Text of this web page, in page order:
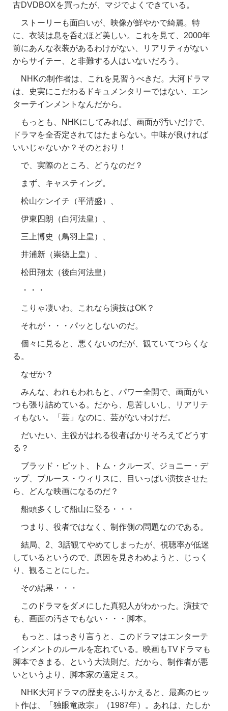
古DVDBOXを買ったが、マジでよくできている。
ストーリーも面白いが、映像が鮮やかで綺麗。特
に、衣装は息を呑むほど美しい。これを見て、2000年
前にあんな衣装があるわけがない、リアリティがない
からサイテー、と非難する人はいないだろう。
NHKの制作者は、これを見習うべきだ。大河ドラマ
は、史実にこだわるドキュメンタリーではない、エン
ターテインメントなんだから。
もっとも、NHKにしてみれば、画面が汚いだけで、
ドラマを全否定されてはたまらない。中味が良ければ
いいじゃないか？そのとおり！
で、実際のところ、どうなのだ？
まず、キャスティング。
松山ケンイチ（平清盛）、
伊東四朗（白河法皇）、
三上博史（鳥羽上皇）、
井浦新（崇徳上皇）、
松田翔太（後白河法皇）
・・・
こりゃ凄いわ。これなら演技はOK？
それが・・・パッとしないのだ。
個々に見ると、悪くないのだが、観ていてつらくな
る。
なぜか？
みんな、われもわれもと、パワー全開で、画面がい
つも張り詰めている。だから、息苦しいし、リアリテ
ィもない。「芸」なのに、芸がないわけだ。
だいたい、主役がはれる役者ばかりそろえてどうす
る？
ブラッド・ピット、トム・クルーズ、ジョニー・デ
ップ、ブルース・ウィリスに、目いっぱい演技させた
ら、どんな映画になるのだ？
船頭多くして船山に登る・・・
つまり、役者ではなく、制作側の問題なのである。
結局、2、3話観てやめてしまったが、視聴率が低迷
しているというので、原因を見きわめようと、じっく
り、観ることにした。
その結果・・・
このドラマをダメにした真犯人がわかった。演技で
も、画面の汚さでもない・・・脚本。
もっと、はっきり言うと、このドラマはエンターテ
インメントのルールを忘れている。映画もTVドラマも
脚本できまる、という大法則だ。だから、制作者が悪
いというより、脚本家の選定ミス。
NHK大河ドラマの歴史をふりかえると、最高のヒッ
ト作は、「独眼竜政宗」（1987年）。あれは、たしか